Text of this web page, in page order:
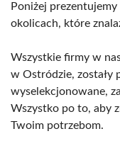
Poniżej
okolicach, które
Wszystkie firmy w
w Ostródzie, zostały
wyselekcjonowane,
Wszystko po to, aby
Twoim potrzebom.